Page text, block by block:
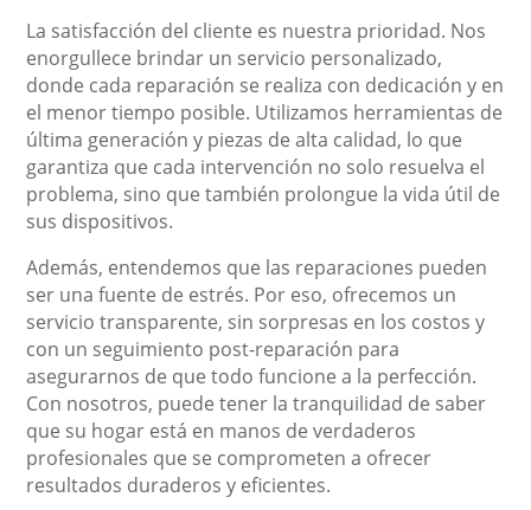
La satisfacción del cliente es nuestra prioridad. Nos
enorgullece brindar un servicio personalizado,
donde cada reparación se realiza con dedicación y en
el menor tiempo posible. Utilizamos herramientas de
última generación y piezas de alta calidad, lo que
garantiza que cada intervención no solo resuelva el
problema, sino que también prolongue la vida útil de
sus dispositivos.
Además, entendemos que las reparaciones pueden
ser una fuente de estrés. Por eso, ofrecemos un
servicio transparente, sin sorpresas en los costos y
con un seguimiento post-reparación para
asegurarnos de que todo funcione a la perfección.
Con nosotros, puede tener la tranquilidad de saber
que su hogar está en manos de verdaderos
profesionales que se comprometen a ofrecer
resultados duraderos y eficientes.